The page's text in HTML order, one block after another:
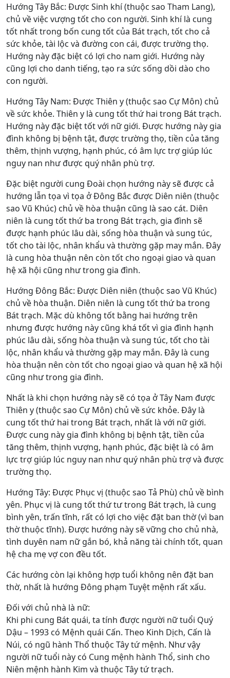
Hướng Tây Bắc: Được Sinh khí (thuộc sao Tham Lang),
chủ về việc vượng tốt cho con người. Sinh khí là cung
tốt nhất trong bốn cung tốt của Bát trạch, tốt cho cả
sức khỏe, tài lộc và đường con cái, được trường thọ.
Hướng này đặc biệt có lợi cho nam giới. Hướng này
cũng lợi cho danh tiếng, tạo ra sức sống dồi dào cho
con người.
Hướng Tây Nam: Được Thiên y (thuộc sao Cự Môn) chủ
về sức khỏe. Thiên y là cung tốt thứ hai trong Bát trạch.
Hướng này đặc biệt tốt với nữ giới. Được hướng này gia
đình không bị bệnh tật, được trường thọ, tiền của tăng
thêm, thịnh vượng, hạnh phúc, có âm lực trợ giúp lúc
nguy nan như được quý nhân phù trợ.
Đặc biệt người cung Đoài chọn hướng này sẽ được cả
hướng lẫn tọa vì tọa ở Đông Bắc được Diên niên (thuộc
sao Vũ Khúc) chủ về hòa thuận cũng là sao cát. Diên
niên là cung tốt thứ ba trong Bát trạch, gia đình sẽ
được hạnh phúc lâu dài, sống hòa thuận và sung túc,
tốt cho tài lộc, nhân khẩu và thường gặp may mắn. Đây
là cung hòa thuận nên còn tốt cho ngoại giao và quan
hệ xã hội cũng như trong gia đình.
Hướng Đông Bắc: Được Diên niên (thuộc sao Vũ Khúc)
chủ về hòa thuận. Diên niên là cung tốt thứ ba trong
Bát trạch. Mặc dù không tốt bằng hai hướng trên
nhưng được hướng này cũng khá tốt vì gia đình hạnh
phúc lâu dài, sống hòa thuận và sung túc, tốt cho tài
lộc, nhân khẩu và thường gặp may mắn. Đây là cung
hòa thuận nên còn tốt cho ngoại giao và quan hệ xã hội
cũng như trong gia đình.
Nhất là khi chọn hướng này sẽ có tọa ở Tây Nam được
Thiên y (thuộc sao Cự Môn) chủ về sức khỏe. Đây là
cung tốt thứ hai trong Bát trạch, nhất là với nữ giới.
Được cung này gia đình không bị bệnh tật, tiền của
tăng thêm, thịnh vượng, hạnh phúc, đặc biệt là có âm
lực trợ giúp lúc nguy nan như quý nhân phù trợ và được
trường thọ.
Hướng Tây: Được Phục vị (thuộc sao Tả Phù) chủ về bình
yên. Phục vị là cung tốt thứ tư trong Bát trạch, là cung
bình yên, trấn tĩnh, rất có lợi cho việc đặt ban thờ (vì ban
thờ thuộc tĩnh). Được hướng này sẽ vững cho chủ nhà,
tình duyên nam nữ gắn bó, khả năng tài chính tốt, quan
hệ cha mẹ vợ con đều tốt.
Các hướng còn lại không hợp tuổi không nên đặt ban
thờ, nhất là hướng Đông phạm Tuyệt mệnh rất xấu.
Đối với chủ nhà là nữ:
Khi phi cung Bát quái, ta tính được người nữ tuổi Quý
Dậu – 1993 có Mệnh quái Cấn. Theo Kinh Dịch, Cấn là
Núi, có ngũ hành Thổ thuộc Tây tứ mệnh. Như vậy
người nữ tuổi này có Cung mệnh hành Thổ, sinh cho
Niên mệnh hành Kim và thuộc Tây tứ trạch.